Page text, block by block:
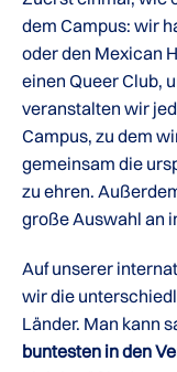
dem Campus: wir
oder den Mexican
einen Queer Club,
veranstalten wir
Campus, zu dem
gemeinsam die
zu ehren.
große Auswahl an
Auf unserer
wir die
Länder. Man kann
buntesten in den